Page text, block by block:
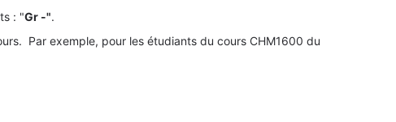
: "Gr -".
Par exemple, pour les étudiants du cours CHM1600 du